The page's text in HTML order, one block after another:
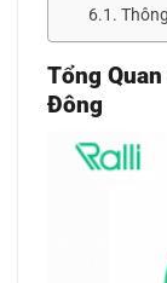
Tổng
Đông